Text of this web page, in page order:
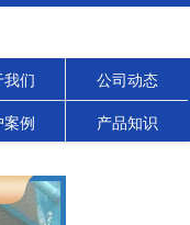
我们 公司动态
例 产品知识